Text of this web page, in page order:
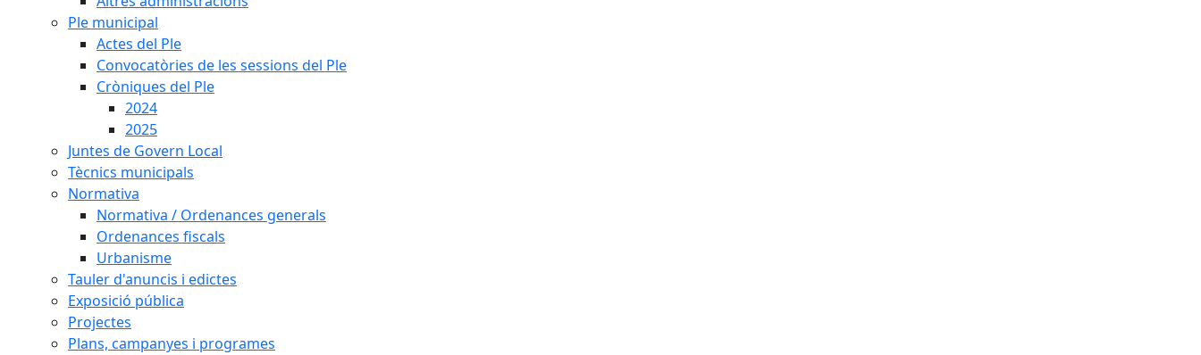
Ple municipal
Actes del Ple
Convocatòries de les sessions del Ple
Cròniques del Ple
2024
2025
Juntes de Govern Local
Tècnics municipals
Normativa
Normativa / Ordenances generals
Ordenances fiscals
Urbanisme
Tauler d'anuncis i edictes
Exposició pública
Projectes
Plans, campanyes i programes